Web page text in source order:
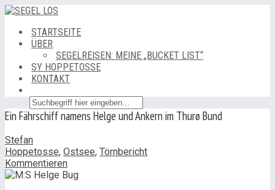
STARTSEITE
ÜBER
SEGELREISEN: MEINE „BUCKET LIST“
SY HOPPETOSSE
KONTAKT
Ein Fährschiff namens Helge und Ankern im Thurø Bund
Stefan
Hoppetosse, Ostsee, Törnbericht
Kommentieren